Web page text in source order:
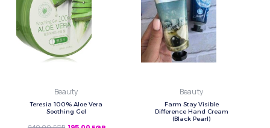
Beauty
Teresia 100% Aloe Vera
Soothing Gel
Beauty
Farm Stay Visible
Difference Hand Cream
(Black Pearl)